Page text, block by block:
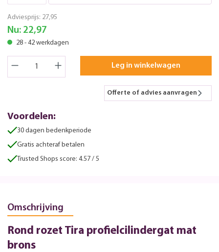
Adviesprijs: 27,95
Nu: 22,97
28 - 42 werkdagen
Leg in winkelwagen
Offerte of advies aanvragen
Voordelen:
30 dagen bedenkperiode
Gratis achteraf betalen
Trusted Shops score: 4.57 / 5
Omschrijving
Rond rozet Tira profielcilindergat mat
brons